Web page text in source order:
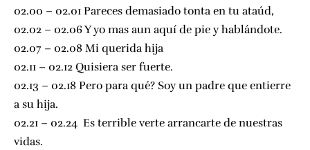
02.00 – 02.01 Pareces demasiado tonta en tu ataúd,
02.02 – 02.06 Y yo mas aun aquí de pie y hablándote.
02.07 – 02.08 Mi querida hija
02.11 – 02.12 Quisiera ser fuerte.
02.13 – 02.18 Pero para qué? Soy un padre que entierre
a su hija.
02.21 – 02.24 Es terrible verte arrancarte de nuestras
vidas.